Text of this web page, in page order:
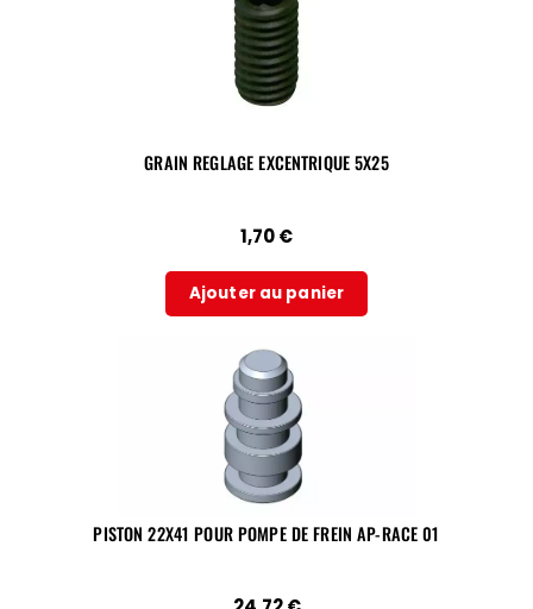
GRAIN REGLAGE EXCENTRIQUE 5X25
1,70€
Ajouter au panier
PISTON 22X41 POUR POMPE DE FREIN AP-RACE 01